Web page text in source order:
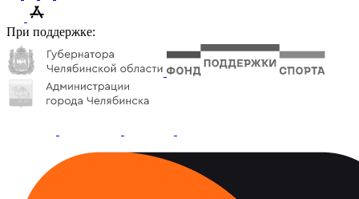
При поддержке: